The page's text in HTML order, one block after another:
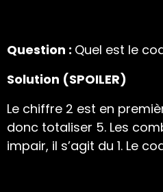
Question : Quel est le
Solution (SPOILER)
Le chiffre 2 est en
donc totaliser 5. Les
impair, il s’agit du 1. Le